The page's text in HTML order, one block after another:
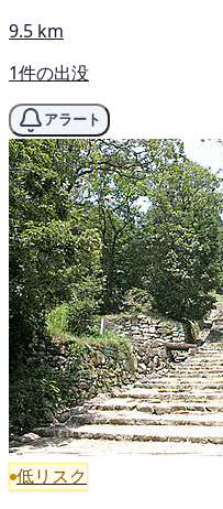
9.5 km
1件の出没
アラート
低リスク